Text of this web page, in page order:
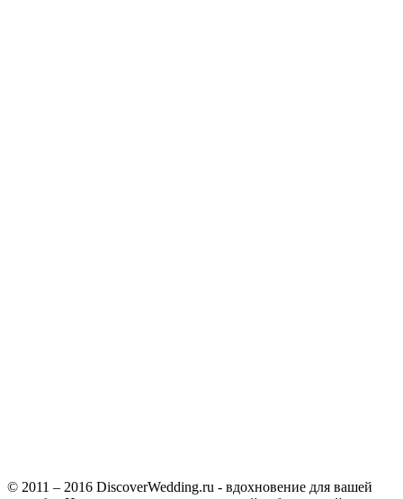
© 2011 – 2016 DiscoverWedding.ru - вдохновение для вашей